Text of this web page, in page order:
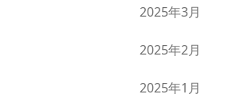
2025年3月
2025年2月
2025年1月